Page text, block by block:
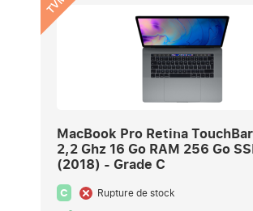
MacBook Pro Retina
2,2 Ghz 16 Go RAM 256 Go
(2018) - Grade C
C Rupture de stock